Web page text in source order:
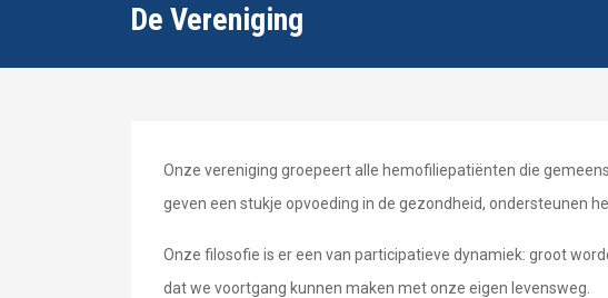
De Vereniging
Onze vereniging groepeert alle hemofiliepatiënten die
geven een stukje opvoeding in de gezondheid, ondersteunen
Onze filosofie is er een van participatieve dynamiek: groot
dat we voortgang kunnen maken met onze eigen levensweg.